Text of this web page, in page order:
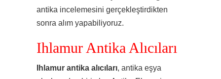
antika incelemesini gerçekleştirdikten
sonra alım yapabiliyoruz.
Ihlamur Antika Alıcıları
Ihlamur antika alıcıları, antika eşya